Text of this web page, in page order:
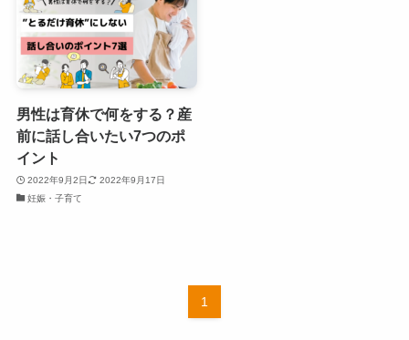
男性は育休で何をする？産
前に話し合いたい7つのポ
イント
2022年9月2日
2022年9月17日
妊娠・子育て
1